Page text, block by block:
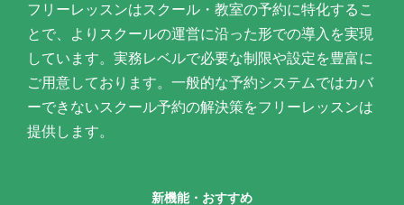
フリーレッスンはスクール・教室の予約に特化するこ
とで、よりスクールの運営に沿った形での導入を実現
しています。実務レベルで必要な制限や設定を豊富に
ご用意しております。一般的な予約システムではカバ
ーできないスクール予約の解決策をフリーレッスンは
提供します。
新機能・おすすめ